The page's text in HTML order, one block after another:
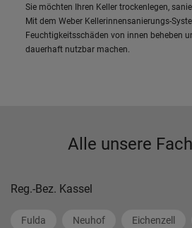
Sie möchten Ihren Keller trockenlegen,
Mit dem Weber Kellerinnensanierungs-
Feuchtigkeitsschäden von innen beheben
dauerhaft nutzbar machen.
Alle unsere
Reg.-Bez. Kassel
Fulda Neuhof Eichenzell